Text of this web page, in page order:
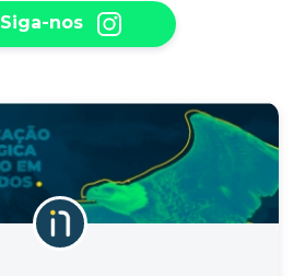
Siga-nos